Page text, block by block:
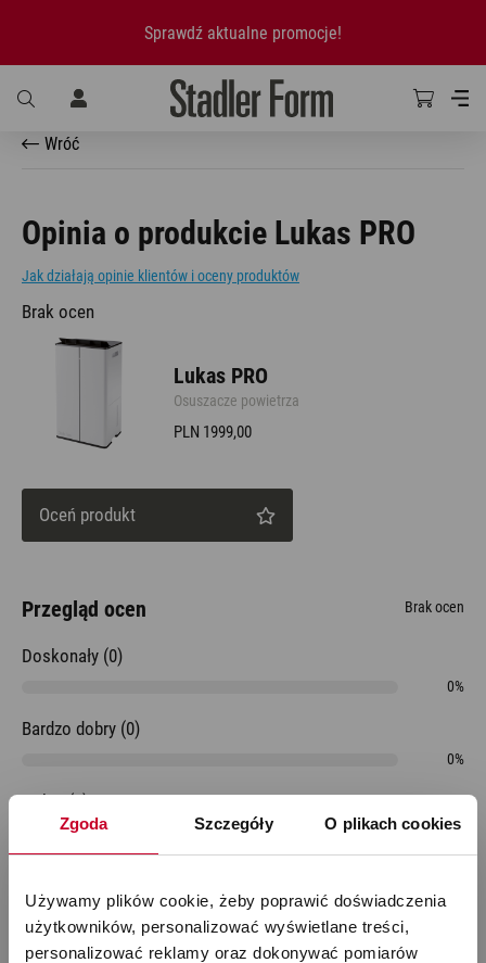
Zgoda Szczegóły O plikach cookies
Używamy plików cookie, żeby poprawić doświadczenia
użytkowników, personalizować wyświetlane treści,
personalizować reklamy oraz dokonywać pomiarów
Sprawdź aktualne promocje!
Wróć
Opinia o produkcie Lukas PRO
Jak działają opinie klientów i oceny produktów
Brak ocen
Lukas PRO
Osuszacze powietrza
PLN 1999,00
Oceń produkt
Przegląd ocen Brak ocen
Doskonały (0)
0%
Bardzo dobry (0)
0%
Dobry (0)
0%
Niedostateczny (0)